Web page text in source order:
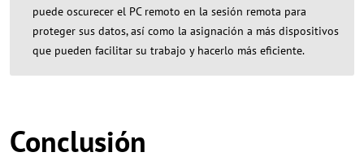
puede oscurecer el PC remoto en la sesión remota para
proteger sus datos, así como la asignación a más dispositivos
que pueden facilitar su trabajo y hacerlo más eficiente.
Conclusión